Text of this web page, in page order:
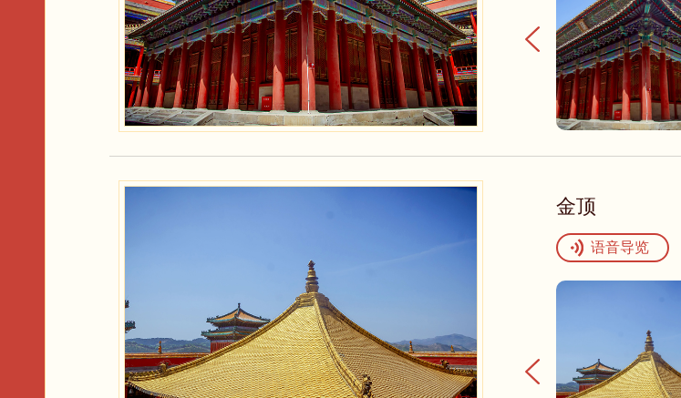
金顶
语音导览